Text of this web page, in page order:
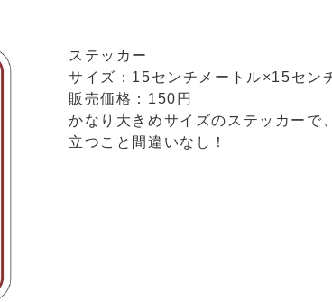
ステッカー
サイズ：15センチメートル×15セン
販売価格：150円
かなり大きめサイズのステッカーで
立つこと間違いなし！